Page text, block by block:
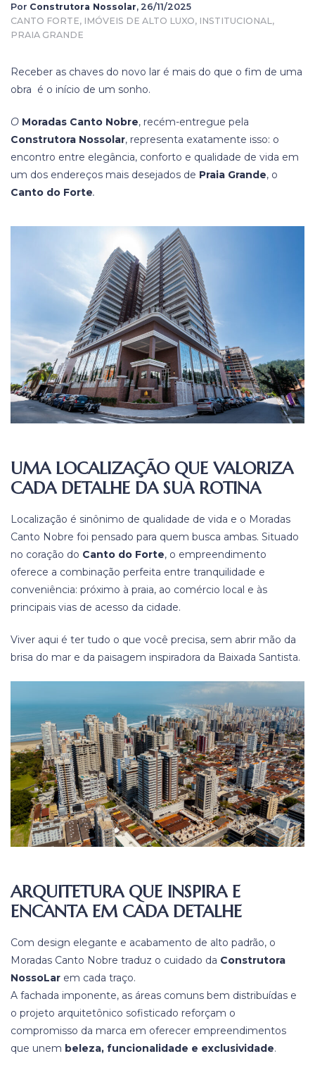
Por Construtora Nossolar, 26/11/2025
CANTO FORTE, IMÓVEIS DE ALTO LUXO, INSTITUCIONAL,
PRAIA GRANDE
Receber as chaves do novo lar é mais do que o fim de uma
obra é o início de um sonho.
O Moradas Canto Nobre, recém-entregue pela
Construtora Nossolar, representa exatamente isso: o
encontro entre elegância, conforto e qualidade de vida em
um dos endereços mais desejados de Praia Grande, o
Canto do Forte.
UMA LOCALIZAÇÃO QUE VALORIZA
CADA DETALHE DA SUA ROTINA
Localização é sinônimo de qualidade de vida e o Moradas
Canto Nobre foi pensado para quem busca ambas. Situado
no coração do Canto do Forte, o empreendimento
oferece a combinação perfeita entre tranquilidade e
conveniência: próximo à praia, ao comércio local e às
principais vias de acesso da cidade.
Viver aqui é ter tudo o que você precisa, sem abrir mão da
brisa do mar e da paisagem inspiradora da Baixada Santista.
ARQUITETURA QUE INSPIRA E
ENCANTA EM CADA DETALHE
Com design elegante e acabamento de alto padrão, o
Moradas Canto Nobre traduz o cuidado da Construtora
NossoLar em cada traço.
A fachada imponente, as áreas comuns bem distribuídas e
o projeto arquitetônico sofisticado reforçam o
compromisso da marca em oferecer empreendimentos
que unem beleza, funcionalidade e exclusividade.